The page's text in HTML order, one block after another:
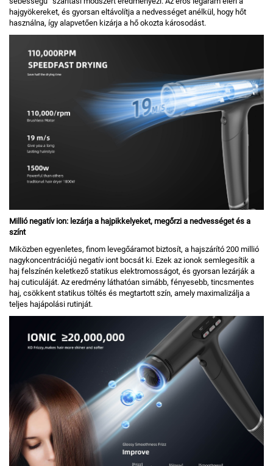
hajgyökereket, és gyorsan eltávolítja a nedvességet anélkül, hogy hőt
használna, így alapvetően kizárja a hő okozta károsodást.
Millió negatív ion: lezárja a hajpikkelyeket, megőrzi a nedvességet és a
színt
Miközben egyenletes, finom levegőáramot biztosít, a hajszárító 200 millió
nagykoncentrációjú negatív iont bocsát ki. Ezek az ionok semlegesítik a
haj felszínén keletkező statikus elektromosságot, és gyorsan lezárják a
haj cuticuláját. Az eredmény láthatóan simább, fényesebb, tincsmentes
haj, csökkent statikus töltés és megtartott szín, amely maximalizálja a
teljes hajápolási rutinját.